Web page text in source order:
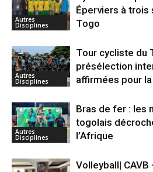
Autres
Disciplines
Éperviers à trois
Togo
Autres
Disciplines
Tour cycliste du
présélection
affirmées pour
Autres
Disciplines
Bras de fer : les
togolais
l’Afrique
Volleyball|